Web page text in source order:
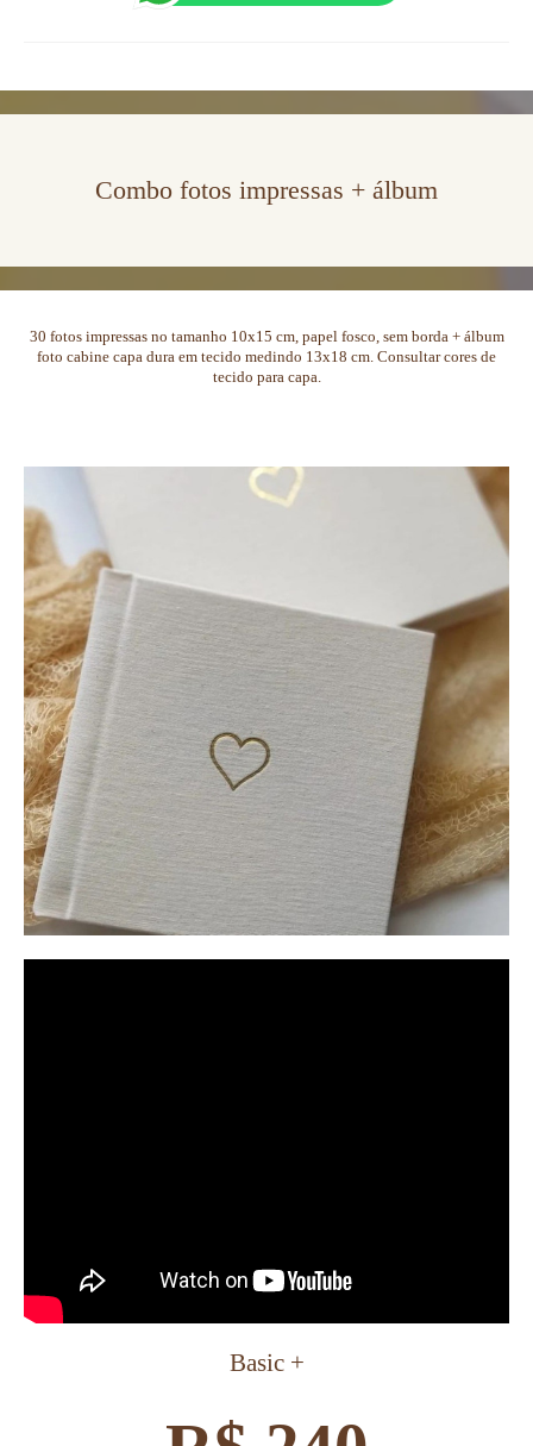
Combo fotos impressas + álbum
30 fotos impressas no tamanho 10x15 cm, papel fosco, sem borda + álbum
foto cabine capa dura em tecido medindo 13x18 cm. Consultar cores de
tecido para capa.
Basic +